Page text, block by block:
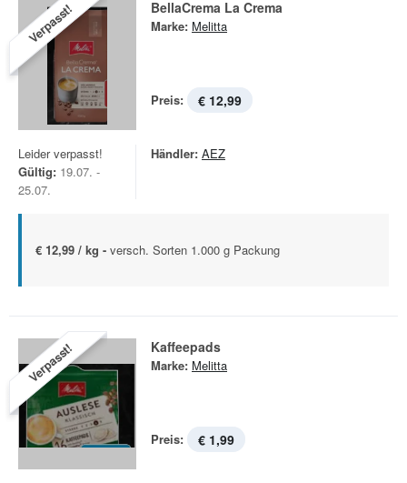
Verpasst! BellaCrema La Crema
Marke: Melitta
Preis: € 12,99
Leider verpasst!
Gültig: 19.07. -
25.07.
Händler: AEZ
€ 12,99 / kg - versch. Sorten 1.000 g Packung
Verpasst! Kaffeepads
Marke: Melitta
Preis: € 1,99